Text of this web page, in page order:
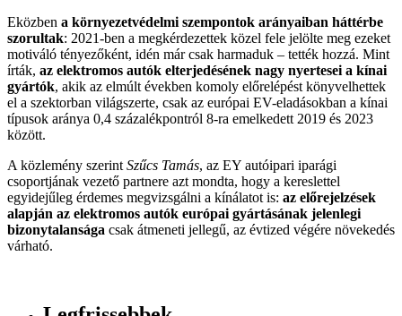
Eközben a környezetvédelmi szempontok arányaiban háttérbe
szorultak: 2021-ben a megkérdezettek közel fele jelölte meg ezeket
motiváló tényezőként, idén már csak harmaduk – tették hozzá. Mint
írták, az elektromos autók elterjedésének nagy nyertesei a kínai
gyártók, akik az elmúlt években komoly előrelépést könyvelhettek
el a szektorban világszerte, csak az európai EV-eladásokban a kínai
típusok aránya 0,4 százalékpontról 8-ra emelkedett 2019 és 2023
között.
A közlemény szerint Szűcs Tamás, az EY autóipari iparági
csoportjának vezető partnere azt mondta, hogy a kereslettel
egyidejűleg érdemes megvizsgálni a kínálatot is: az előrejelzések
alapján az elektromos autók európai gyártásának jelenlegi
bizonytalansága csak átmeneti jellegű, az évtized végére növekedés
várható.